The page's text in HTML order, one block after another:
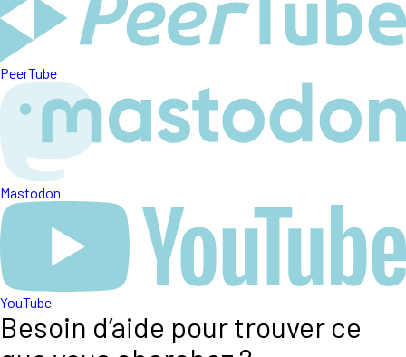
PeerTube
Mastodon
YouTube
Besoin d’aide pour trouver ce